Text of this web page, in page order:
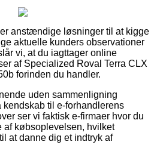
anstændige løsninger til at kigge
aktuelle kunders observationer
vi, at du iagttager online
af Specialized Roval Terra CLX
forinden du handler.
uden sammenligning
kendskab til e-forhandlerens
ser vi faktisk e-firmaer hvor du
af købsoplevelsen, hvilket
at danne dig et indtryk af